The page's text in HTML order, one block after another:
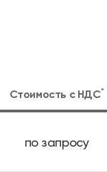
Стоимость с НДС*
по запросу